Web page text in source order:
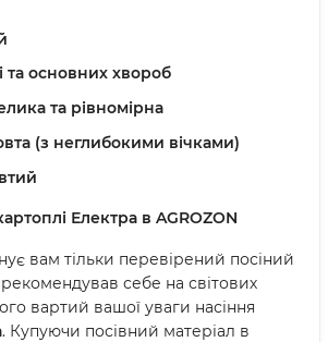
та основних хвороб
та рівномірна
(з неглибокими вічками)
Електра в AGROZON
вам тільки перевірений посіний
себе на світових
вартий вашої уваги насіння
. Купуючи посівний матеріал в